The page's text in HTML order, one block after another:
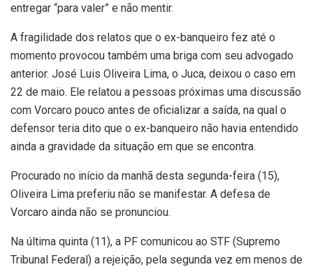
entregar “para valer” e não mentir.
A fragilidade dos relatos que o ex-banqueiro fez até o
momento provocou também uma briga com seu advogado
anterior. José Luis Oliveira Lima, o Juca, deixou o caso em
22 de maio. Ele relatou a pessoas próximas uma discussão
com Vorcaro pouco antes de oficializar a saída, na qual o
defensor teria dito que o ex-banqueiro não havia entendido
ainda a gravidade da situação em que se encontra.
Procurado no início da manhã desta segunda-feira (15),
Oliveira Lima preferiu não se manifestar. A defesa de
Vorcaro ainda não se pronunciou.
Na última quinta (11), a PF comunicou ao STF (Supremo
Tribunal Federal) a rejeição, pela segunda vez em menos de